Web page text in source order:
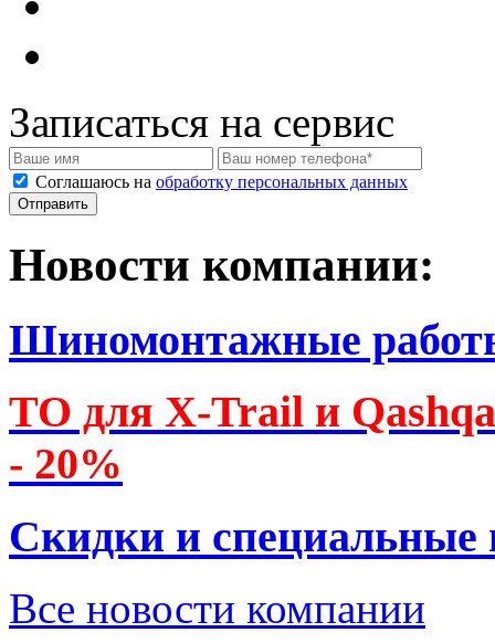
Записаться на сервис
Соглашаюсь на обработку персональных данных
Новости компании:
Шиномонтажные
ТО для X-Trail и
- 20%
Скидки и специальные
Все новости компании